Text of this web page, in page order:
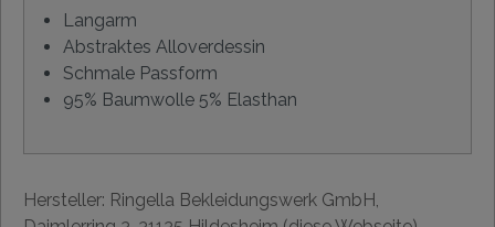
Langarm
Abstraktes Alloverdessin
Schmale Passform
95% Baumwolle 5% Elasthan
Hersteller: Ringella Bekleidungswerk GmbH,